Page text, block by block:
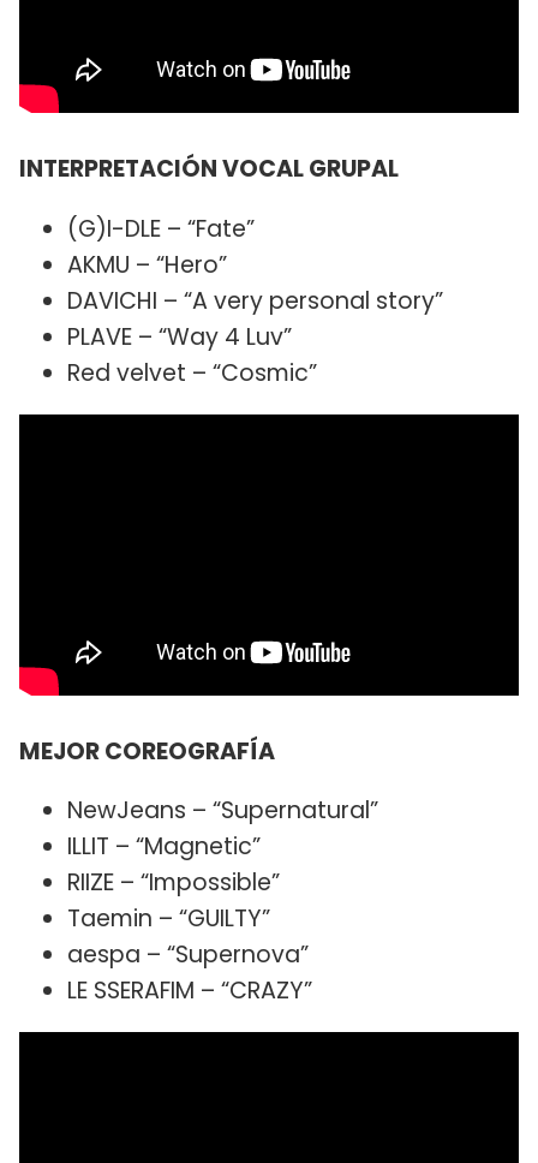
INTERPRETACIÓN VOCAL GRUPAL
(G)I-DLE – “Fate”
AKMU – “Hero”
DAVICHI – “A very personal story”
PLAVE – “Way 4 Luv”
Red velvet – “Cosmic”
MEJOR COREOGRAFÍA
NewJeans – “Supernatural”
ILLIT – “Magnetic”
RIIZE – “Impossible”
Taemin – “GUILTY”
aespa – “Supernova”
LE SSERAFIM – “CRAZY”